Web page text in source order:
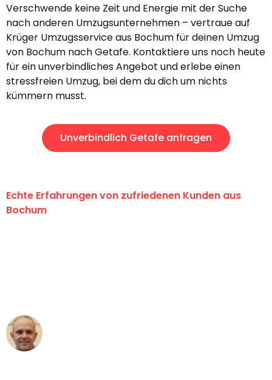
Verschwende keine Zeit und Energie mit der Suche
nach anderen Umzugsunternehmen – vertraue auf
Krüger Umzugsservice aus Bochum für deinen Umzug
von Bochum nach Getafe. Kontaktiere uns noch heute
für ein unverbindliches Angebot und erlebe einen
stressfreien Umzug, bei dem du dich um nichts
kümmern musst.
Unverbindlich Getafe anfragen
Echte Erfahrungen von zufriedenen Kunden aus
Bochum